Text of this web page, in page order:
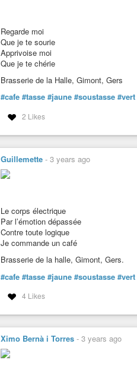
Regarde moi
Que je te sourie
Apprivoise moi
Que je te chérie
Brasserie de la Halle, Gimont, Gers
#cafe #tasse #jaune #soustasse #vert
2 Likes
Guillemette - 3 years ago
Le corps électrique
Par l’émotion dépassée
Contre toute logique
Je commande un café
Brasserie de la halle, Gimont, Gers.
#cafe #tasse #jaune #soustasse #vert
4 Likes
Ximo Bernà i Torres - 3 years ago